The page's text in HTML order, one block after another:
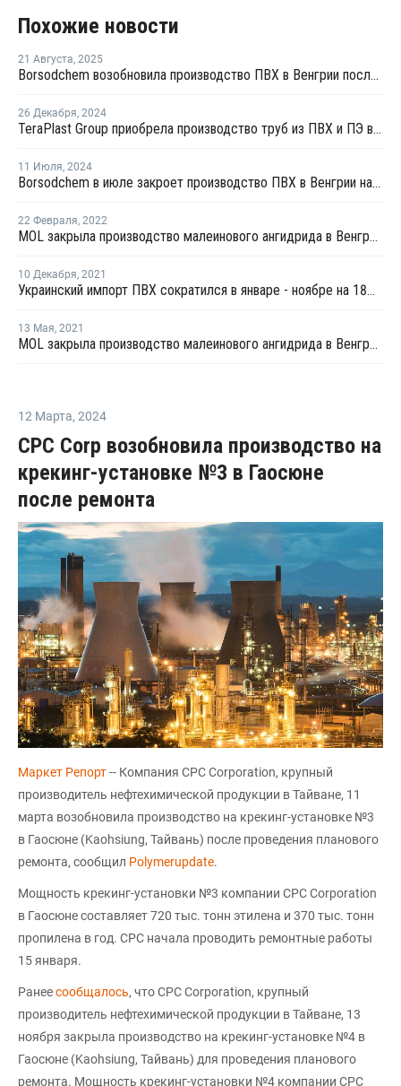
Похожие новости
21 Августа, 2025
Borsodchem возобновила производство ПВХ в Венгрии после ремонта
26 Декабря, 2024
TeraPlast Group приобрела производство труб из ПВХ и ПЭ в Венгрии
11 Июля, 2024
Borsodchem в июле закроет производство ПВХ в Венгрии на ремонт
22 Февраля, 2022
MOL закрыла производство малеинового ангидрида в Венгрии из-за технических проблем
10 Декабря, 2021
Украинский импорт ПВХ сократился в январе - ноябре на 18%, экспорт вырос на 26%
13 Мая, 2021
MOL закрыла производство малеинового ангидрида в Венгрии на ремонт
12 Марта, 2024
CPC Corp возобновила производство на
крекинг-установке №3 в Гаосюне
после ремонта
Маркет Репорт-- Компания CPC Corporation, крупный
производитель нефтехимической продукции в Тайване, 11
марта возобновила производство на крекинг-установке №3
в Гаосюне (Kaohsiung, Тайвань) после проведения планового
ремонта, сообщил Polymerupdate.
Мощность крекинг-установки №3 компании CPC Corporation
в Гаосюне составляет 720 тыс. тонн этилена и 370 тыс. тонн
пропилена в год. CPC начала проводить ремонтные работы
15 января.
Ранеесообщалось, что CPC Corporation, крупный
производитель нефтехимической продукции в Тайване, 13
ноября закрыла производство на крекинг-установке №4 в
Гаосюне (Kaohsiung, Тайвань) для проведения планового
ремонта. Мощность крекинг-установки №4 компании CPC